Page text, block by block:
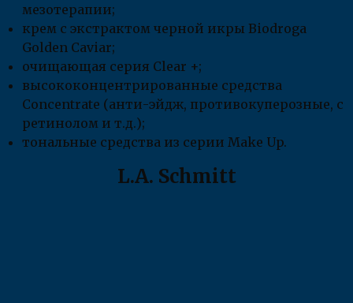
мезотерапии;
крем с экстрактом черной икры Biodroga
Golden Caviar;
очищающая серия Clear +;
высококонцентрированные средства
Concentrate (анти-эйдж, противокуперозные, с
ретинолом и т.д.);
тональные средства из серии Make Up.
L.A. Schmitt